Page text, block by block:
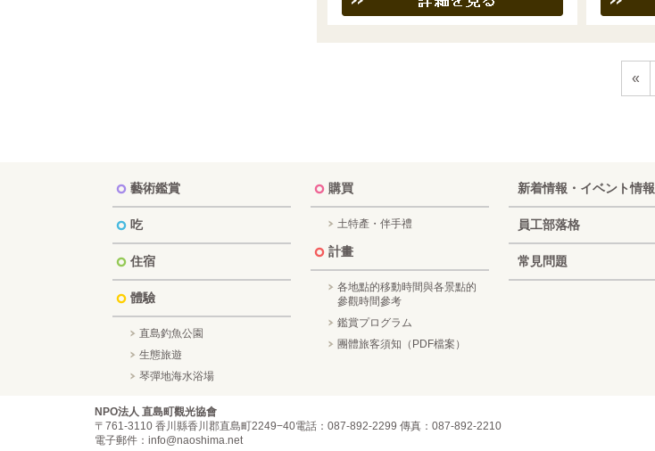
«
藝術鑑賞
吃
住宿
體驗
直島釣魚公園
生態旅遊
琴彈地海水浴場
購買
土特產・伴手禮
計畫
各地點的移動時間與各景點的
參觀時間參考
鑑賞プログラム
團體旅客須知（PDF檔案）
新着情報・イベント情報
員工部落格
常見問題
NPO法人 直島町觀光協會
〒761-3110 香川縣香川郡直島町2249−40電話：087-892-2299 傳真：087-892-2210
電子郵件：info@naoshima.net